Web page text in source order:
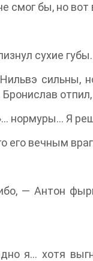
смог бы, но вот
сухие губы.
сильны,
отпил,
нормуры… Я
его вечным
— Антон
я… хотя